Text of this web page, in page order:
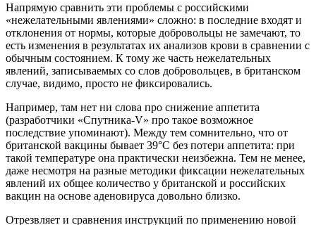
Напрямую сравнить эти проблемы с российскими
«нежелательными явлениями» сложно: в последние входят и
отклонения от нормы, которые добровольцы не замечают, то
есть изменения в результатах их анализов крови в сравнении с
обычным состоянием. К тому же часть нежелательных
явлений, записываемых со слов добровольцев, в британском
случае, видимо, просто не фиксировались.
Например, там нет ни слова про снижение аппетита
(разработчики «Спутника-V» про такое возможное
последствие упоминают). Между тем сомнительно, что от
британской вакцины бывает 39°C без потери аппетита: при
такой температуре она практически неизбежна. Тем не менее,
даже несмотря на разные методики фиксации нежелательных
явлений их общее количество у британской и российских
вакцин на основе аденовируса довольно близко.
Отрезвляет и сравнения инструкций по применению новой